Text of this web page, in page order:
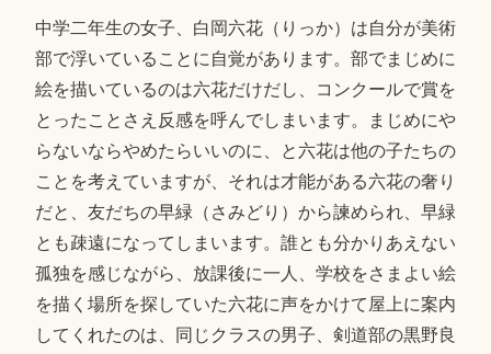
中学二年生の女子、白岡六花（りっか）は自分が美術
部で浮いていることに自覚があります。部でまじめに
絵を描いているのは六花だけだし、コンクールで賞を
とったことさえ反感を呼んでしまいます。まじめにや
らないならやめたらいいのに、と六花は他の子たちの
ことを考えていますが、それは才能がある六花の奢り
だと、友だちの早緑（さみどり）から諫められ、早緑
とも疎遠になってしまいます。誰とも分かりあえない
孤独を感じながら、放課後に一人、学校をさまよい絵
を描く場所を探していた六花に声をかけて屋上に案内
してくれたのは、同じクラスの男子、剣道部の黒野良